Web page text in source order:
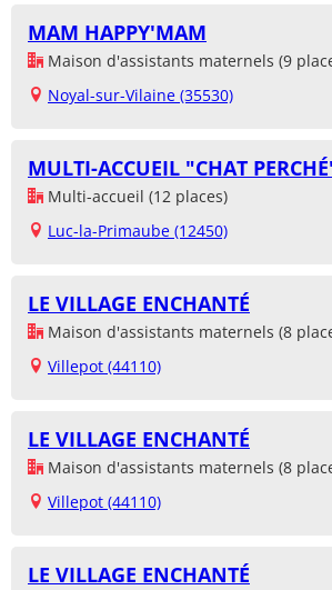
MAM HAPPY'MAM
Maison d'assistants maternels (9
Noyal-sur-Vilaine (35530)
MULTI-ACCUEIL "CHAT
Multi-accueil (12 places)
Luc-la-Primaube (12450)
LE VILLAGE ENCHANTÉ
Maison d'assistants maternels (8
Villepot (44110)
LE VILLAGE ENCHANTÉ
Maison d'assistants maternels (8
Villepot (44110)
LE VILLAGE ENCHANTÉ